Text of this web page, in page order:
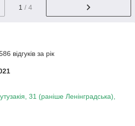
1 / 4
відгуків за рік
31 (раніше Ленінградська),